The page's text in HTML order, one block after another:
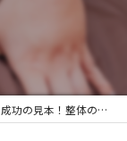
の学校は実技だけでいいのでしょうか？